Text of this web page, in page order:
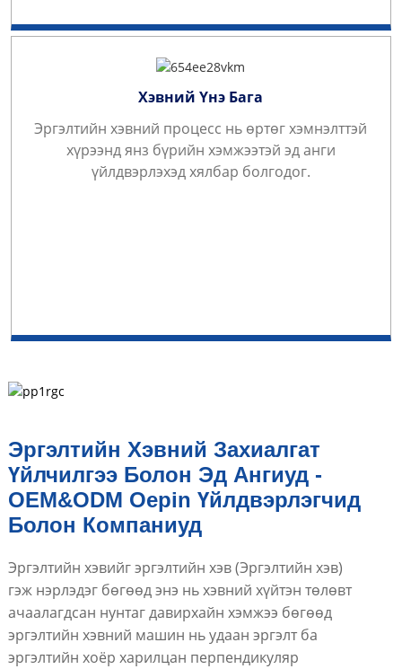
Хэвний Үнэ Бага
Эргэлтийн хэвний процесс нь өртөг хэмнэлттэй
хүрээнд янз бүрийн хэмжээтэй эд анги
үйлдвэрлэхэд хялбар болгодог.
Эргэлтийн Хэвний Захиалгат
Үйлчилгээ Болон Эд Ангиуд -
OEM&ODM Oepin Үйлдвэрлэгчид
Болон Компаниуд
Эргэлтийн хэвийг эргэлтийн хэв (Эргэлтийн хэв)
гэж нэрлэдэг бөгөөд энэ нь хэвний хүйтэн төлөвт
ачаалагдсан нунтаг давирхайн хэмжээ бөгөөд
эргэлтийн хэвний машин нь удаан эргэлт ба
эргэлтийн хоёр харилцан перпендикуляр